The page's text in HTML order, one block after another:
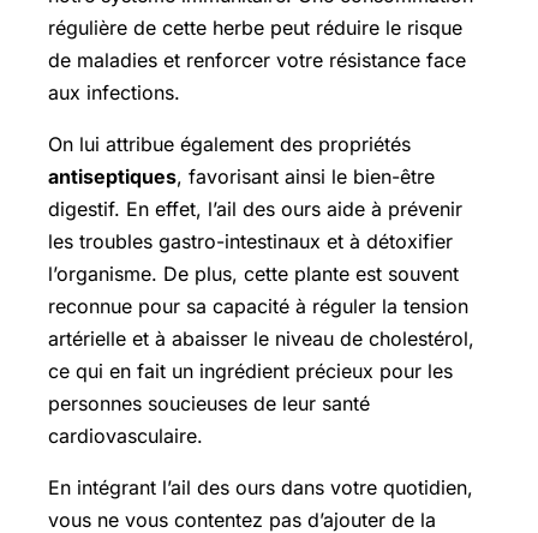
régulière de cette herbe peut réduire le risque
de maladies et renforcer votre résistance face
aux infections.
On lui attribue également des propriétés
antiseptiques, favorisant ainsi le bien-être
digestif. En effet, l’ail des ours aide à prévenir
les troubles gastro-intestinaux et à détoxifier
l’organisme. De plus, cette plante est souvent
reconnue pour sa capacité à réguler la tension
artérielle et à abaisser le niveau de cholestérol,
ce qui en fait un ingrédient précieux pour les
personnes soucieuses de leur santé
cardiovasculaire.
En intégrant l’ail des ours dans votre quotidien,
vous ne vous contentez pas d’ajouter de la